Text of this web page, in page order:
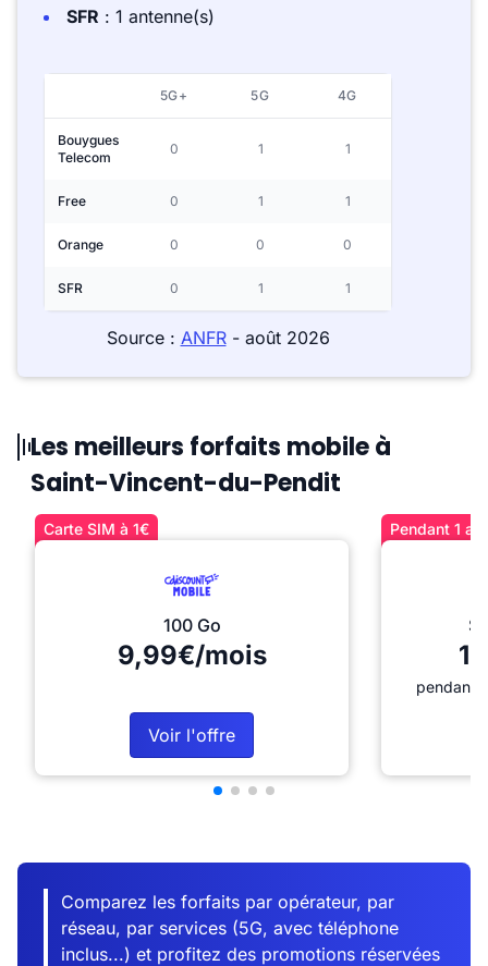
SFR : 1 antenne(s)
5G+ 5G 4G
Bouygues
Telecom
0 1 1
Free 0 1 1
Orange 0 0 0
SFR 0 1 1
Source : ANFR- août 2026
Les meilleurs forfaits mobile à
Saint-Vincent-du-Pendit
Carte SIM à 1€
100 Go
9,99€/mois
Voir l'offre
Pendant 1
pendant
Comparez les forfaits par opérateur, par
réseau, par services (5G, avec téléphone
inclus...) et profitez des promotions réservées